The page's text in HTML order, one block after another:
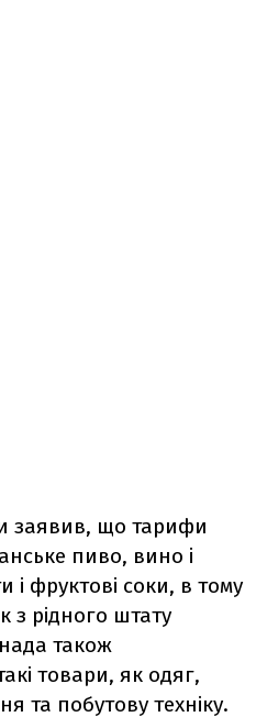
заявив, що тарифи
пиво, вино і
і фруктові соки, в тому
з рідного штату
також
товари, як одяг,
та побутову техніку.